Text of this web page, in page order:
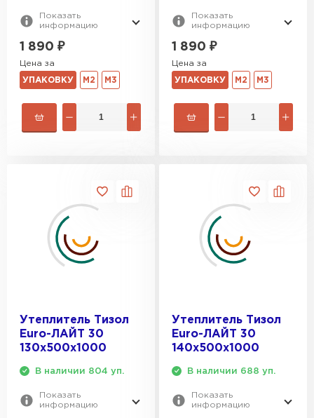
Показать
информацию
1 890 ₽
Цена за
УПАКОВКУ М2 М3
Показать
информацию
1 890 ₽
Цена за
УПАКОВКУ М2 М3
Утеплитель Тизол
Euro-ЛАЙТ 30
130х500х1000
В наличии 804 уп.
Показать
информацию
Утеплитель Тизол
Euro-ЛАЙТ 30
140х500х1000
В наличии 688 уп.
Показать
информацию
Утеплитель Penoplex
ПЕРЕЙТИ
Утеплитель Rockwool
Утеплитель Технониколь